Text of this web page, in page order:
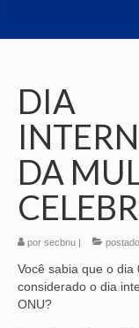
DIA
DA
por secbnu
Você sabia que o
considerado o dia
ONU?